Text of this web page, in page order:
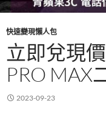
快速變現懶人包
立即兌現
PRO MAX
2023-09-23